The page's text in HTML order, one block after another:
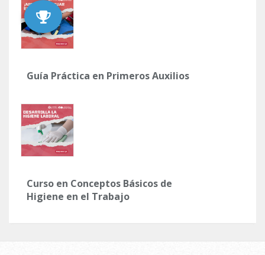
Guía Práctica en Primeros Auxilios
Curso en Conceptos Básicos de
Higiene en el Trabajo